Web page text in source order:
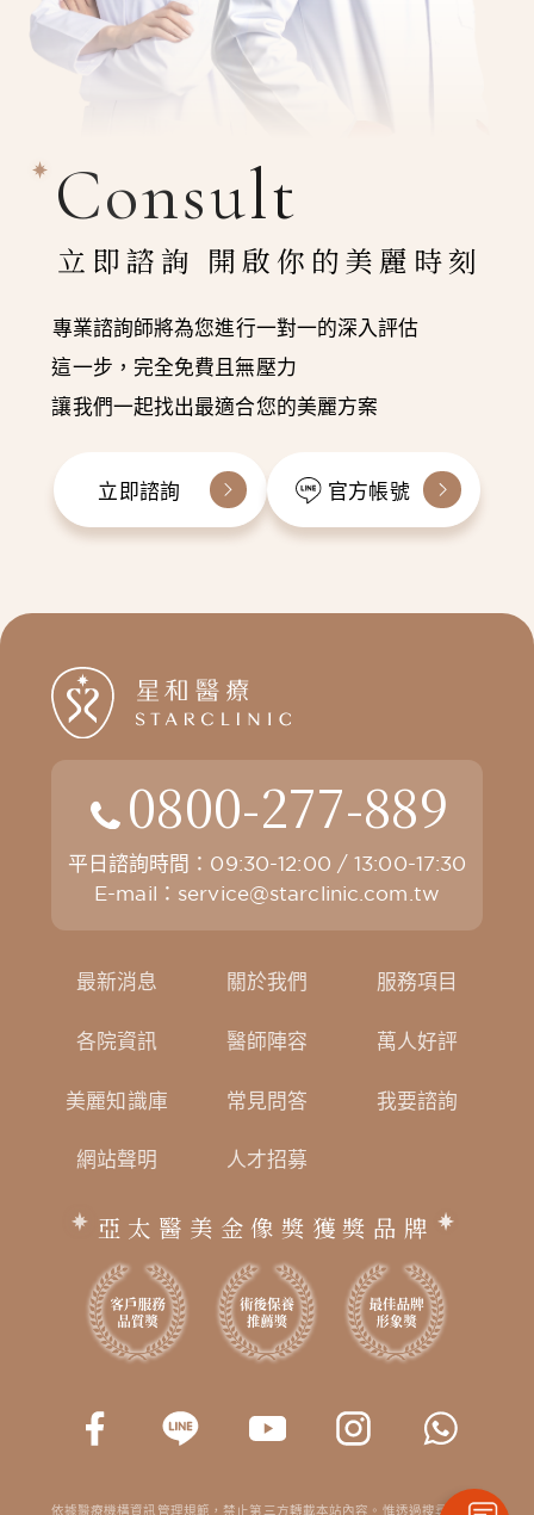
Consult
立即諮詢 開啟你的美麗時刻
專業諮詢師將為您進行一對一的深入評估
這一步，完全免費且無壓力
讓我們一起找出最適合您的美麗方案
立即諮詢 官方帳號
0800-277-889
平日諮詢時間：09:30-12:00 / 13:00-17:30
E-mail： service@starclinic.com.tw
最新消息 關於我們 服務項目
各院資訊 醫師陣容 萬人好評
美麗知識庫 常見問答 我要諮詢
網站聲明 人才招募
亞太醫美金像獎獲獎品牌
依據醫療機構資訊管理規範，禁止第三方轉載本站內容。惟透過搜尋